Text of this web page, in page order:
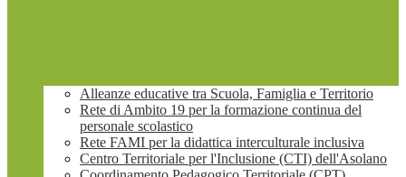
Alleanze educative tra Scuola, Famiglia e Territorio
Rete di Ambito 19 per la formazione continua del
personale scolastico
Rete FAMI per la didattica interculturale inclusiva
Centro Territoriale per l'Inclusione (CTI) dell'Asolano